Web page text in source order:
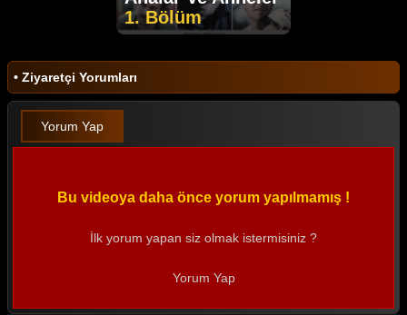
1. Bölüm
• Ziyaretçi Yorumları
Yorum Yap
Bu videoya daha önce yorum yapılmamış !
İlk yorum yapan siz olmak istermisiniz ?
Yorum Yap